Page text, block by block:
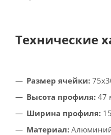
Технические
Размер ячейки:
Высота профиля: 47
Ширина профиля:
Материал: